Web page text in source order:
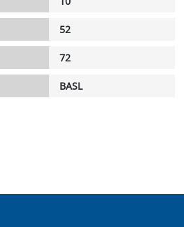
52
72
BASL